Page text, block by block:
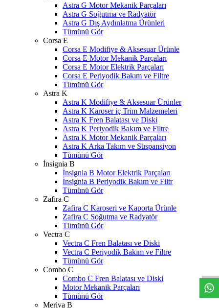
Astra G Motor Mekanik Parçaları
Astra G Soğutma ve Radyatör
Astra G Dış Aydınlatma Ürünleri
Tümünü Gör
Corsa E
Corsa E Modifiye & Aksesuar Ürünle
Corsa E Motor Mekanik Parçaları
Corsa E Motor Elektrik Parçaları
Corsa E Periyodik Bakım ve Filtre
Tümünü Gör
Astra K
Astra K Modifiye & Aksesuar Ürünler
Astra K Karoser iç Trim Malzemeleri
Astra K Fren Balatası ve Diski
Astra K Periyodik Bakım ve Filtre
Astra K Motor Mekanik Parçaları
Astra K Arka Takım ve Süspansiyon
Tümünü Gör
İnsignia B
İnsignia B Motor Elektrik Parçaları
İnsignia B Periyodik Bakım ve Filtr
Tümünü Gör
Zafira C
Zafira C Karoseri ve Kaporta Ürünle
Zafira C Soğutma ve Radyatör
Tümünü Gör
Vectra C
Vectra C Fren Balatası ve Diski
Vectra C Periyodik Bakım ve Filtre
Tümünü Gör
Combo C
Combo C Fren Balatası ve Diski
Motor Mekanik Parçaları
Tümünü Gör
Meriva B